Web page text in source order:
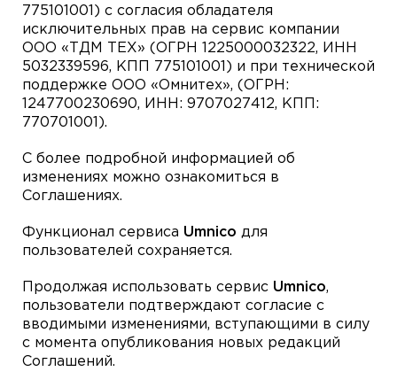
775101001) с согласия обладателя
исключительных прав на сервис компании
ООО «ТДМ ТЕХ» (ОГРН 1225000032322, ИНН
5032339596, КПП 775101001) и при технической
поддержке ООО «Омнитех», (ОГРН:
1247700230690, ИНН: 9707027412, КПП:
770701001).
С более подробной информацией об
изменениях можно ознакомиться в
Соглашениях.
Функционал сервиса Umnico для
пользователей сохраняется.
Продолжая использовать сервис Umnico,
пользователи подтверждают согласие с
вводимыми изменениями, вступающими в силу
с момента опубликования новых редакций
Соглашений.